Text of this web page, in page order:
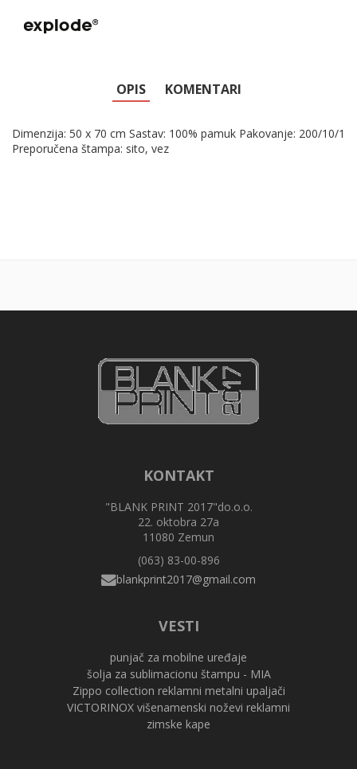
OPIS KOMENTARI
Dimenzija: 50 x 70 cm Sastav: 100% pamuk Pakovanje: 200/10/1
Preporučena štampa: sito, vez
KONTAKT
"BLANK PRINT 2017"do.o.o.
22. oktobra 27a
11080 Zemun
(063) 83-00-896
VESTI
punjač za mobilne uređaje
šolja za sublimacionu štampu - MIA
Zippo collection reklamni metalni upaljači
VICTORINOX višenamenski noževi reklamni
zimske kape